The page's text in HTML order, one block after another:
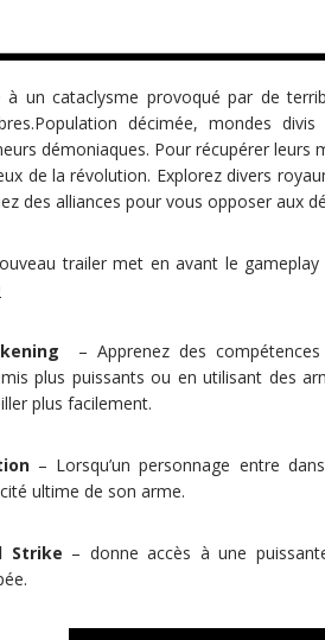
à un cataclysme provoqué par de
décimée, mondes
démoniaques. Pour récupérer
de la révolution. Explorez divers
des alliances pour vous opposer aux
trailer met en avant le
– Apprenez des
plus puissants ou en utilisant des
plus facilement.
– Lorsqu’un personnage entre
ultime de son arme.
Strike – donne accès à une